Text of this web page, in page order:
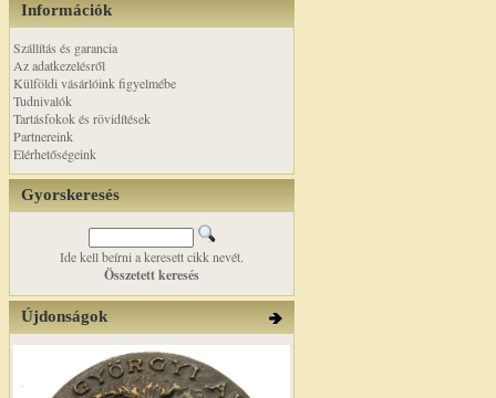
Információk
Szállítás és garancia
Az adatkezelésről
Külföldi vásárlóink figyelmébe
Tudnivalók
Tartásfokok és rövidítések
Partnereink
Elérhetőségeink
Gyorskeresés
Ide kell beírni a keresett cikk nevét.
Összetett keresés
Újdonságok